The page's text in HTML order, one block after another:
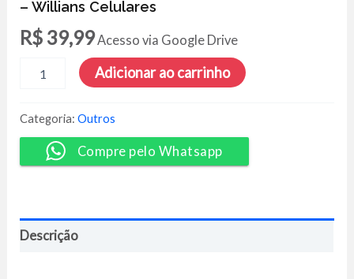
– Willians Celulares
R$ 39,99Acesso via Google Drive
Manutenção
em
Celulares
3.0
Adicionar ao carrinho
Categoria:Outros
Compre pelo Whatsapp
Descrição